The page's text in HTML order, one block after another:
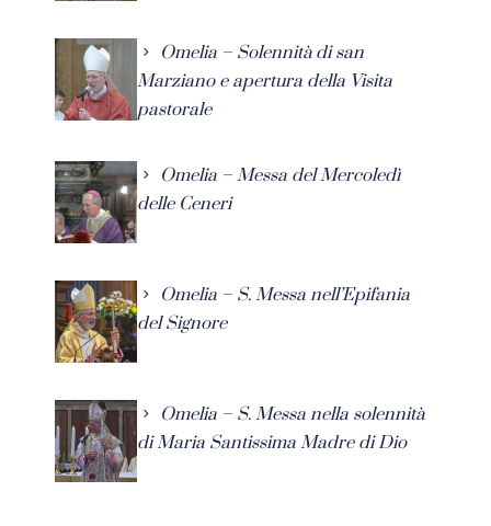
Omelia – Solennità di san
Marziano e apertura della Visita
pastorale
Omelia – Messa del Mercoledì
delle Ceneri
Omelia – S. Messa nell’Epifania
del Signore
Omelia – S. Messa nella solennità
di Maria Santissima Madre di Dio